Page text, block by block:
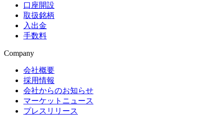
口座開設
取扱銘柄
入出金
手数料
Company
会社概要
採用情報
会社からのお知らせ
マーケットニュース
プレスリリース